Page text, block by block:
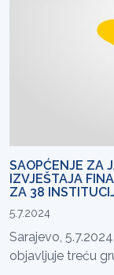
SAOPĆENJE ZA
IZVJEŠTAJA
ZA 38
5.7.2024
Sarajevo,
objavljuje treću